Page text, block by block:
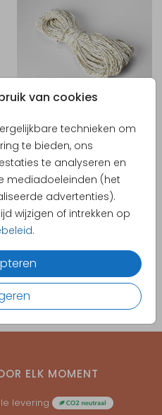
van cookies
technieken om
te bieden, ons
te analyseren en
mediadoeleinden (het
advertenties).
wijzigen of intrekken op
.
ELK MOMENT
levering